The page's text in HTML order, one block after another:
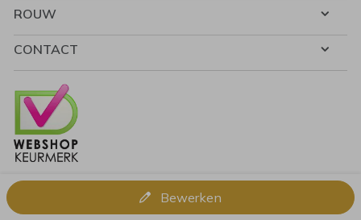
Bewerken
ROUW
CONTACT